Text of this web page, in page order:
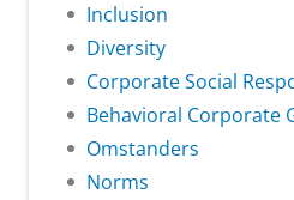
Inclusion
Diversity
Corporate Social
Behavioral Corporate
Omstanders
Norms